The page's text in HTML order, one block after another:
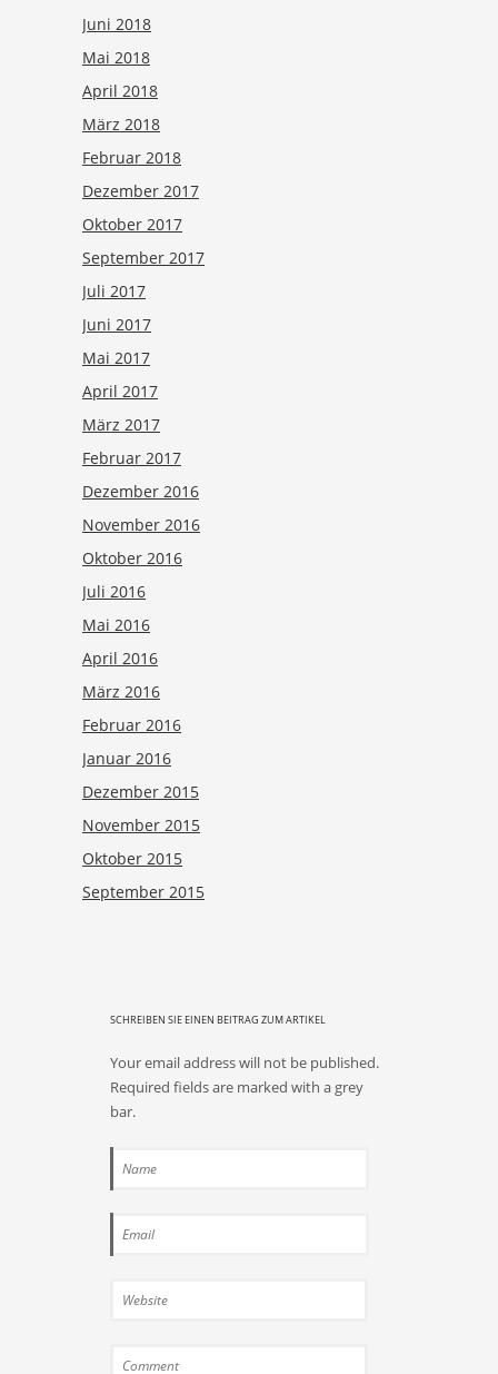
Juni 2018
Mai 2018
April 2018
März 2018
Februar 2018
Dezember 2017
Oktober 2017
September 2017
Juli 2017
Juni 2017
Mai 2017
April 2017
März 2017
Februar 2017
Dezember 2016
November 2016
Oktober 2016
Juli 2016
Mai 2016
April 2016
März 2016
Februar 2016
Januar 2016
Dezember 2015
November 2015
Oktober 2015
September 2015
SCHREIBEN SIE EINEN BEITRAG ZUM ARTIKEL
Your email address will not be published.
Required fields are marked with a grey
bar.